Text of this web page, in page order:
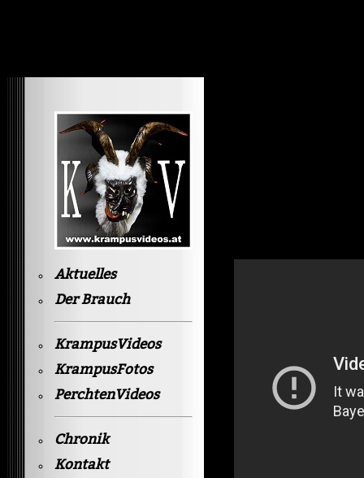
Aktuelles
Der Brauch
KrampusVideos
KrampusFotos
PerchtenVideos
Chronik
Kontakt